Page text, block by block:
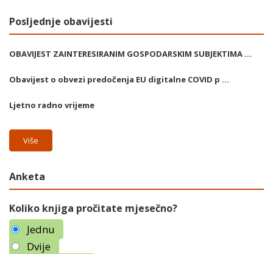
Posljednje obavijesti
OBAVIJEST ZAINTERESIRANIM GOSPODARSKIM SUBJEKTIMA ...
Obavijest o obvezi predočenja EU digitalne COVID p ...
Ljetno radno vrijeme
Više
Anketa
Koliko knjiga pročitate mjesečno?
Jednu
Dvije